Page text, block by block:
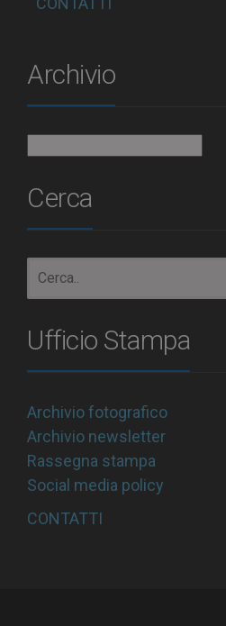
Archivio
Cerca
Ufficio Stampa
Archivio fotografico
Archivio newsletter
Rassegna stampa
Social media policy
CONTATTI